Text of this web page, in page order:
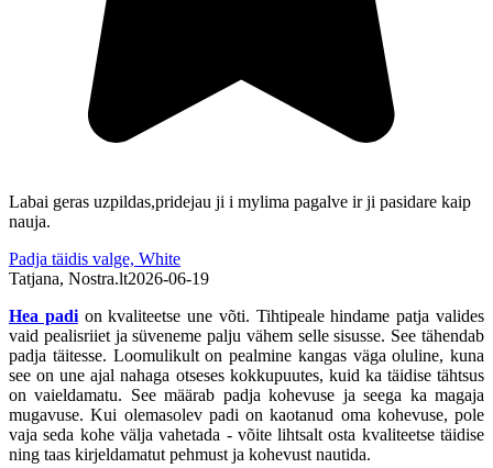
Labai geras uzpildas,pridejau ji i mylima pagalve ir ji pasidare kaip
nauja.
Padja täidis valge, White
Tatjana, Nostra.lt2026-06-19
Hea padion kvaliteetse une võti. Tihtipeale hindame patja valides
vaid pealisriiet ja süveneme palju vähem selle sisusse. See tähendab
padja täitesse. Loomulikult on pealmine kangas väga oluline, kuna
see on une ajal nahaga otseses kokkupuutes, kuid ka täidise tähtsus
on vaieldamatu. See määrab padja kohevuse ja seega ka magaja
mugavuse. Kui olemasolev padi on kaotanud oma kohevuse, pole
vaja seda kohe välja vahetada - võite lihtsalt osta kvaliteetse täidise
ning taas kirjeldamatut pehmust ja kohevust nautida.